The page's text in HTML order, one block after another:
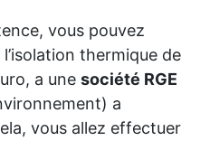
vous pouvez
thermique de
a une société RGE
a
vous allez effectuer